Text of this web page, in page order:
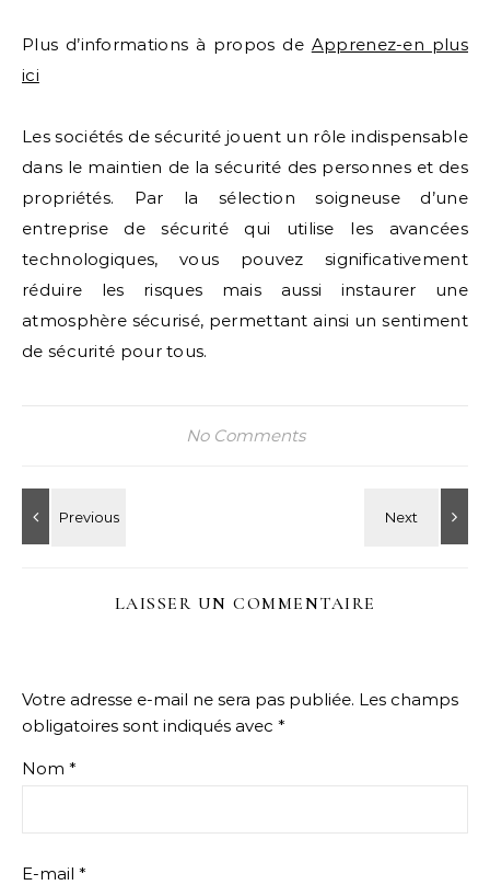
Plus d’informations à propos de Apprenez-en plus
ici
Les sociétés de sécurité jouent un rôle indispensable
dans le maintien de la sécurité des personnes et des
propriétés. Par la sélection soigneuse d’une
entreprise de sécurité qui utilise les avancées
technologiques, vous pouvez significativement
réduire les risques mais aussi instaurer une
atmosphère sécurisé, permettant ainsi un sentiment
de sécurité pour tous.
No Comments
LAISSER UN COMMENTAIRE
Votre adresse e-mail ne sera pas publiée. Les champs
obligatoires sont indiqués avec *
Nom *
E-mail *